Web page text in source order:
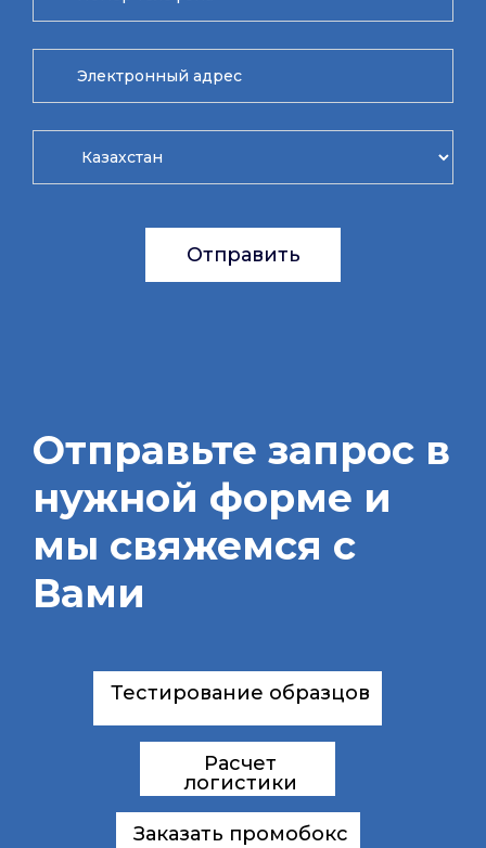
Отправить
Отправьте запрос в
нужной форме и
мы свяжемся с
Вами
Тестирование образцов
Расчет
логистики
Заказать промобокс